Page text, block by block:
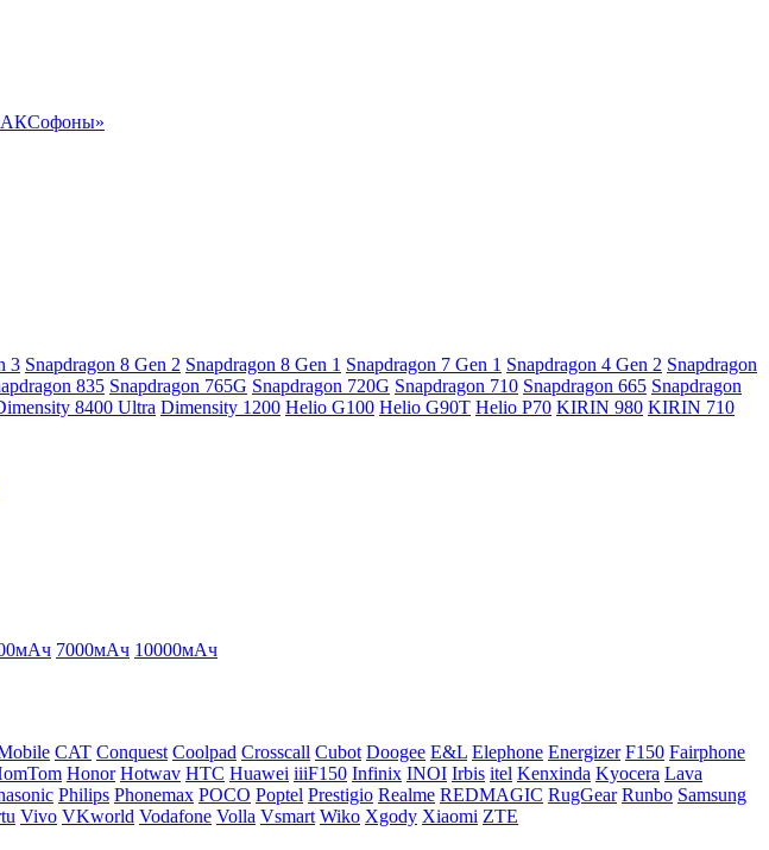
3 Snapdragon 8 Gen 2 Snapdragon 8 Gen 1 Snapdragon 7 Gen 1 Snapdragon 4 Gen 2 Snapdragon
835 Snapdragon 765G Snapdragon 720G Snapdragon 710 Snapdragon 665 Snapdragon
8400 Ultra Dimensity 1200 Helio G100 Helio G90T Helio P70 KIRIN 980 KIRIN 710
7000мАч 10000мАч
CAT Conquest Coolpad Crosscall Cubot Doogee E&L Elephone Energizer F150 Fairphone
Honor Hotwav HTC Huawei iiiF150 Infinix INOI Irbis itel Kenxinda Kyocera Lava
Philips Phonemax POCO Poptel Prestigio Realme REDMAGIC RugGear Runbo Samsung
Vivo VKworld Vodafone Volla Vsmart Wiko Xgody Xiaomi ZTE